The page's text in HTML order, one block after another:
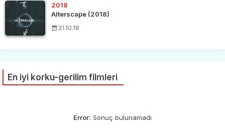
2018
Alterscape (2018)
31.10.18
En iyi korku-gerilim filmleri
Error: Sonuç bulunamadı